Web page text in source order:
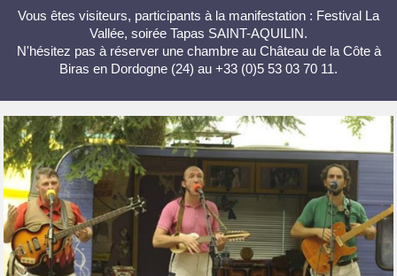
Vous êtes visiteurs, participants à la manifestation : Festival La
Vallée, soirée Tapas SAINT-AQUILIN.
N'hésitez pas à réserver une chambre au Château de la Côte à
Biras en Dordogne (24) au +33 (0)5 53 03 70 11.